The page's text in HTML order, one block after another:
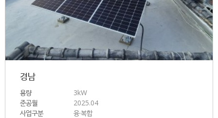
경남
용량
3kW
준공월
2025.04
사업구분
융·복합